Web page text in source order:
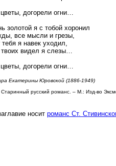
догорели огни…
золотой я с тобой хоронил
все мысли и грезы,
тебя я навек уходил,
твоих видел я слезы…
догорели огни…
Екатерины Юровской (1886-1949)
русский романс. – М.: Изд-во
носит романс Ст.